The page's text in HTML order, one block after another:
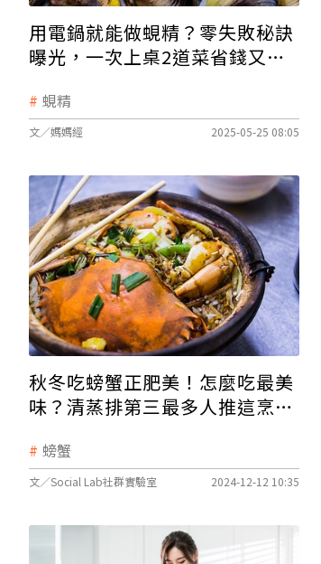
用電鍋就能做蜆精？零失敗秘訣
曝光，一次上桌2道菜省錢又營
蜆精
文／媽媽經 2025-05-25 08:05
秋冬吃螃蟹正肥美！怎麼吃最美
味？清蒸排第三最多人推這烹飪
螃蟹
文／Social Lab社群實驗室 2024-12-12 10:35